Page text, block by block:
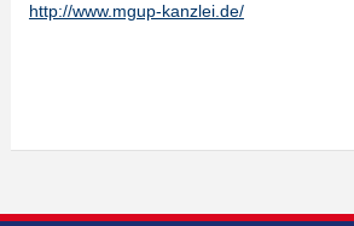
http://www.mgup-kanzlei.de/